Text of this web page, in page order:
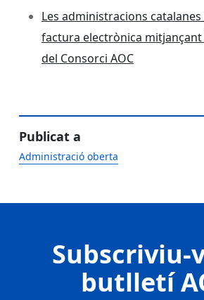
Les administracions
factura electrònica mitjançant
del Consorci AOC
Publicat a
Administració oberta
Subscriviu-
butlletí